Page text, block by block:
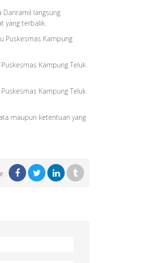
Danramil langsung
yang terbalik.
Puskesmas Kampung
Kampung Teluk
Kampung Teluk
maupun ketentuan yang
: